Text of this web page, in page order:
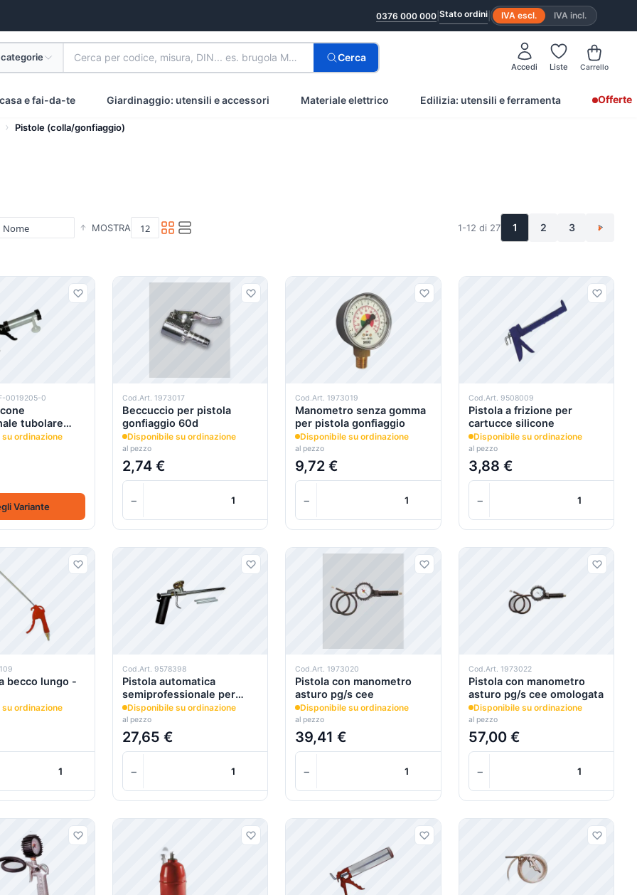
0376 000 000 Stato ordini IVA escl. IVA incl.
Cerca per codice, misura, DIN... es. brugola M8 inox Cerca
Accedi Liste Carrello
e fai-da-te Giardinaggio: utensili e accessori Materiale elettrico Edilizia: utensili e ferramenta Offerte
Pistole (colla/gonfiaggio)
MOSTRA 1-12 di 27 1 2 3 >
0019205-0
tubolare
ordinazione
Variante
Cod.Art. 1973017
Beccuccio per pistola
gonfiaggio 60d
Disponibile su ordinazione
al pezzo
2,74 €
−
Cod.Art. 1973019
Manometro senza gomma
per pistola gonfiaggio
Disponibile su ordinazione
al pezzo
9,72 €
−
Cod.Art. 9508009
Pistola a frizione per
cartucce silicone
Disponibile su ordinazione
al pezzo
3,88 €
−
becco lungo -
ordinazione
Cod.Art. 9578398
Pistola automatica
semiprofessionale per
schiuma poliuretanica
Disponibile su ordinazione
al pezzo
27,65 €
−
Cod.Art. 1973020
Pistola con manometro
asturo pg/s cee
Disponibile su ordinazione
al pezzo
39,41 €
−
Cod.Art. 1973022
Pistola con manometro
asturo pg/s cee omologata
Disponibile su ordinazione
al pezzo
57,00 €
−